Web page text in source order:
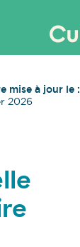
mise à jour le :
2026